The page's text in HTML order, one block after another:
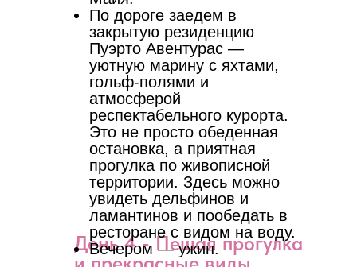
День 4 - Пешая прогулка
По дороге заедем в
закрытую резиденцию
Пуэрто Авентурас —
уютную марину с яхтами,
гольф-полями и
атмосферой
респектабельного курорта.
Это не просто обеденная
остановка, а приятная
прогулка по живописной
территории. Здесь можно
увидеть дельфинов и
ламантинов и пообедать в
ресторане с видом на воду.
Вечером — ужин.